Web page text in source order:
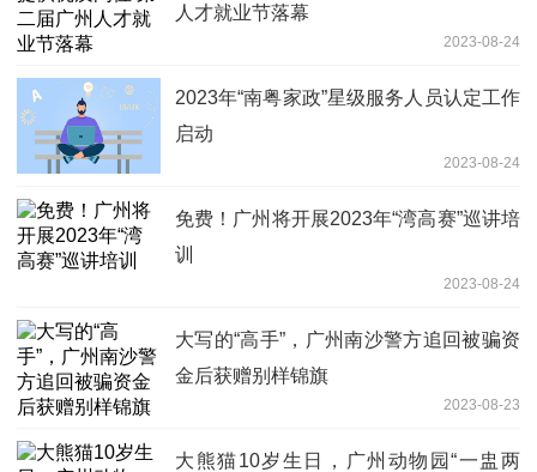
人才就业节落幕
2023-08-24
2023年“南粤家政”星级服务人员认定工作
启动
2023-08-24
免费！广州将开展2023年“湾高赛”巡讲培
训
2023-08-24
大写的“高手”，广州南沙警方追回被骗资
金后获赠别样锦旗
2023-08-23
大熊猫10岁生日，广州动物园“一盅两